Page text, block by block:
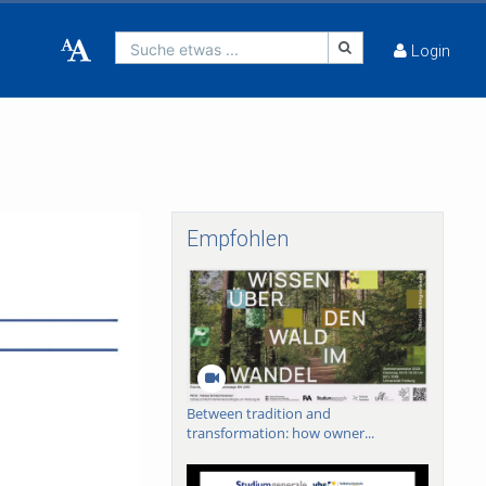
Suche etwas ... Login
Empfohlen
Between tradition and
transformation: how owner...